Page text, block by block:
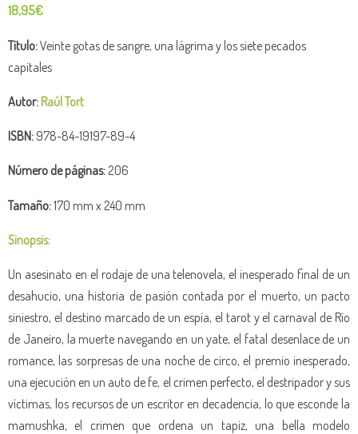
18,95€
Título:Veinte gotas de sangre, una lágrima y los siete pecados
capitales
Autor:Raúl Tort
ISBN:978-84-19197-89-4
Número de páginas:206
Tamaño:170 mm x 240 mm
Sinopsis:
Un asesinato en el rodaje de una telenovela, el inesperado final de un
desahucio, una historia de pasión contada por el muerto, un pacto
siniestro, el destino marcado de un espía, el tarot y el carnaval de Río
de Janeiro, la muerte navegando en un yate, el fatal desenlace de un
romance, las sorpresas de una noche de circo, el premio inesperado,
una ejecución en un auto de fe, el crimen perfecto, el destripador y sus
víctimas, los recursos de un escritor en decadencia, lo que esconde la
mamushka, el crimen que ordena un tapiz, una bella modelo